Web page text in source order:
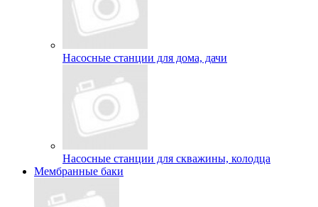
Насосные станции для дома, дачи
Насосные станции для скважины, колодца
Мембранные баки